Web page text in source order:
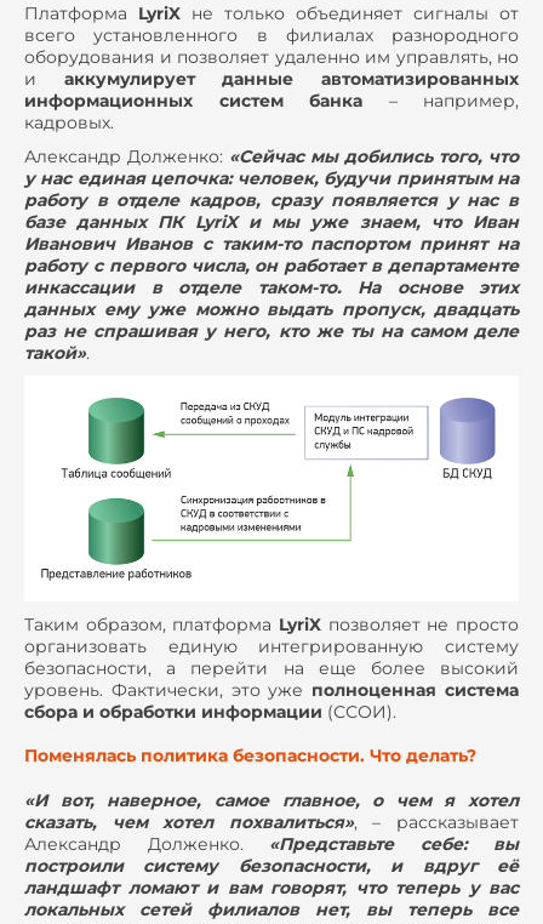
Платформа LyriX не только объединяет сигналы от
всего установленного в филиалах разнородного
оборудования и позволяет удаленно им управлять, но
и аккумулирует данные автоматизированных
информационных систем банка – например,
кадровых.
Александр Долженко: «Сейчас мы добились того, что
у нас единая цепочка: человек, будучи принятым на
работу в отделе кадров, сразу появляется у нас в
базе данных ПК LyriX и мы уже знаем, что Иван
Иванович Иванов с таким-то паспортом принят на
работу с первого числа, он работает в департаменте
инкассации в отделе таком-то. На основе этих
данных ему уже можно выдать пропуск, двадцать
раз не спрашивая у него, кто же ты на самом деле
такой».
Таким образом, платформа LyriX позволяет не просто
организовать единую интегрированную систему
безопасности, а перейти на еще более высокий
уровень. Фактически, это уже полноценная система
сбора и обработки информации (ССОИ).
Поменялась политика безопасности. Что делать?
«И вот, наверное, самое главное, о чем я хотел
сказать, чем хотел похвалиться», – рассказывает
Александр Долженко. «Представьте себе: вы
построили систему безопасности, и вдруг её
ландшафт ломают и вам говорят, что теперь у вас
локальных сетей филиалов нет, вы теперь все